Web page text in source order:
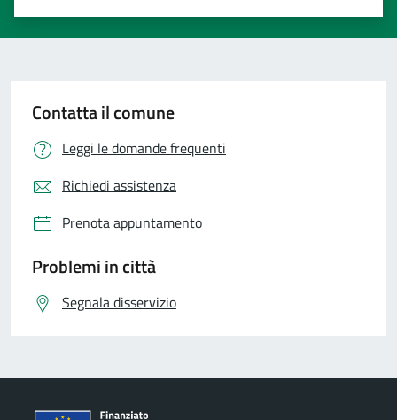
Valuta 5 stelle su 5
Valuta 4 stelle su 5
Valuta 3 stelle su 5
Valuta 2 stelle su 5
Valuta 1 stelle su 5
Contatta il comune
Leggi le domande frequenti
Richiedi assistenza
Prenota appuntamento
Problemi in città
Segnala disservizio